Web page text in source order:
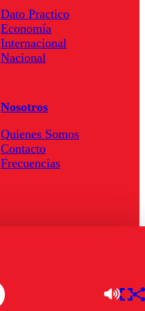
Dato Practico
Economía
Internacional
Nacional
Nosotros
Quienes Somos
Contacto
Frecuencias